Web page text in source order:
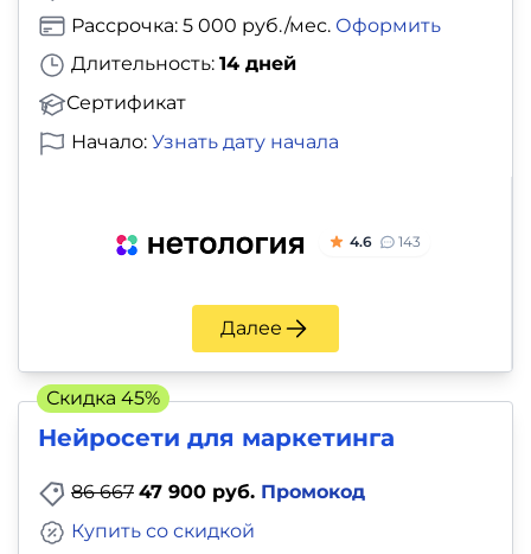
Длительность: 14 дней
Сертификат
Рассрочка: 5 000 руб./мес. Оформить
Начало: Узнать дату начала
4.6 143
Далее
Нейросети для маркетинга
86 667 47 900 руб. Промокод
Купить со скидкой
Скидка 45%